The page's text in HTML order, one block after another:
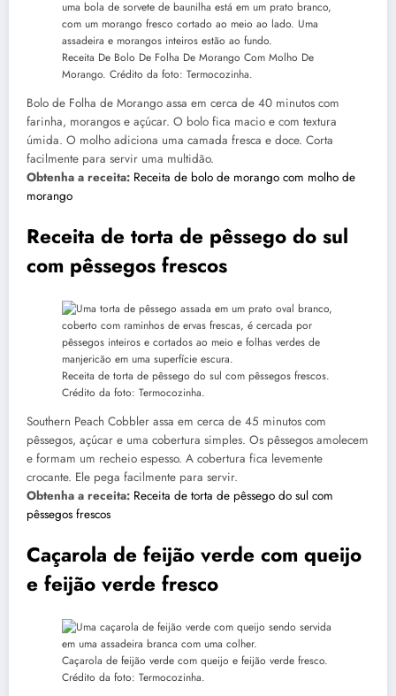
Receita De Bolo De Folha De Morango Com Molho De
Morango. Crédito da foto: Termocozinha.
Bolo de Folha de Morango assa em cerca de 40 minutos com
farinha, morangos e açúcar. O bolo fica macio e com textura
úmida. O molho adiciona uma camada fresca e doce. Corta
facilmente para servir uma multidão.
Obtenha a receita: Receita de bolo de morango com molho de
morango
Receita de torta de pêssego do sul
com pêssegos frescos
Receita de torta de pêssego do sul com pêssegos frescos.
Crédito da foto: Termocozinha.
Southern Peach Cobbler assa em cerca de 45 minutos com
pêssegos, açúcar e uma cobertura simples. Os pêssegos amolecem
e formam um recheio espesso. A cobertura fica levemente
crocante. Ele pega facilmente para servir.
Obtenha a receita: Receita de torta de pêssego do sul com
pêssegos frescos
Caçarola de feijão verde com queijo
e feijão verde fresco
Caçarola de feijão verde com queijo e feijão verde fresco.
Crédito da foto: Termocozinha.